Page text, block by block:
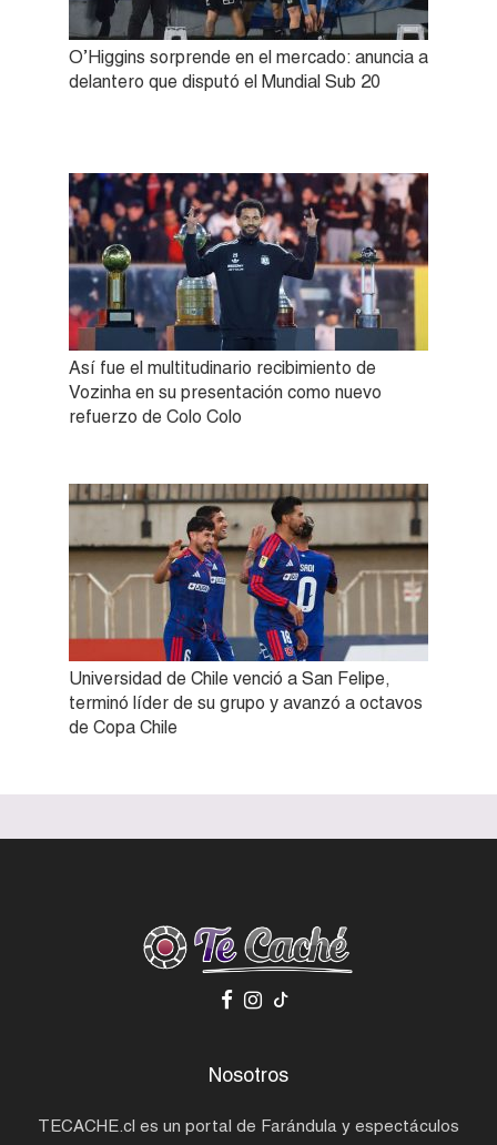
O’Higgins sorprende en el mercado: anuncia a
delantero que disputó el Mundial Sub 20
Así fue el multitudinario recibimiento de
Vozinha en su presentación como nuevo
refuerzo de Colo Colo
Universidad de Chile venció a San Felipe,
terminó líder de su grupo y avanzó a octavos
de Copa Chile
Nosotros
TECACHE.cl es un portal de Farándula y espectáculos